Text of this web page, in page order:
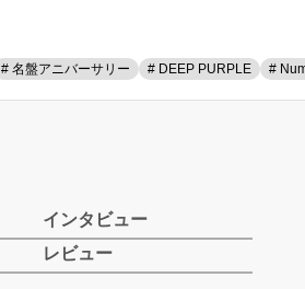
# 名盤アニバーサリー # DEEP PURPLE #
インタビュー
レビュー